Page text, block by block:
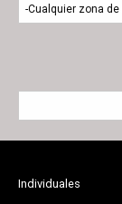
Individuales